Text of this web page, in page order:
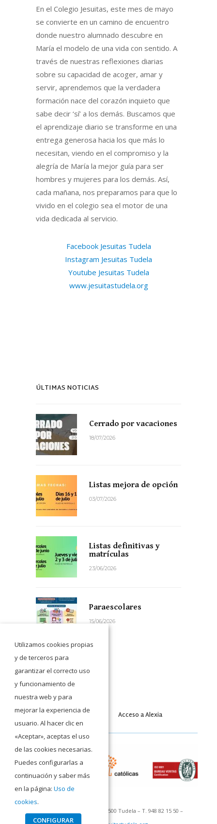
En el Colegio Jesuitas, este mes de mayo
se convierte en un camino de encuentro
donde nuestro alumnado descubre en
María el modelo de una vida con sentido. A
través de nuestras reflexiones diarias
sobre su capacidad de acoger, amar y
servir, aprendemos que la verdadera
formación nace del corazón inquieto que
sabe decir ‘sí’ a los demás. Buscamos que
el aprendizaje diario se transforme en una
entrega generosa hacia los que más lo
necesitan, viendo en el compromiso y la
alegría de María la mejor guía para ser
hombres y mujeres para los demás. Así,
cada mañana, nos preparamos para que lo
vivido en el colegio sea el motor de una
vida dedicada al servicio.
Facebook Jesuitas Tudela
Instagram Jesuitas Tudela
Youtube Jesuitas Tudela
www.jesuitastudela.org
ÚLTIMAS NOTICIAS
Cerrado por vacaciones
18/07/2026
Listas mejora de opción
03/07/2026
Listas definitivas y
matrículas
23/06/2026
Paraescolares
15/06/2026
Acceso a Moodle Acceso a Alexia
C/ San Francisco Javier 1 – 31500 Tudela – T. 948 82 15 50 –
Utilizamos cookies propias
y de terceros para
garantizar el correcto uso
y funcionamiento de
nuestra web y para
mejorar la experiencia de
usuario. Al hacer clic en
«Aceptar», aceptas el uso
de las cookies necesarias.
Puedes configurarlas a
continuación y saber más
en la página: Uso de
cookies.
CONFIGURAR